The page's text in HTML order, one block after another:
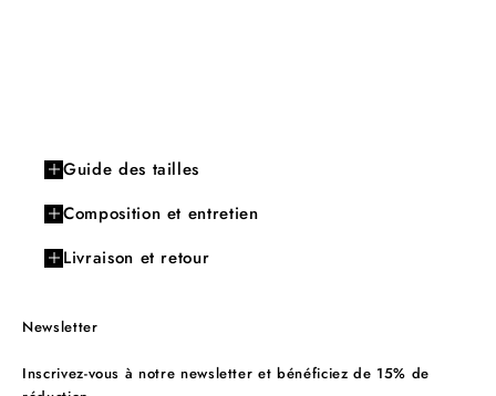
Guide des tailles
Composition et entretien
Livraison et retour
Newsletter
Inscrivez-vous à notre newsletter et bénéficiez de 15% de